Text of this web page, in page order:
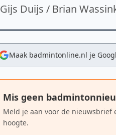
Gijs Duijs / Brian
Maak badmintonline.nl je
Mis geen
Meld je aan voor de nieuwsbrief
hoogte.